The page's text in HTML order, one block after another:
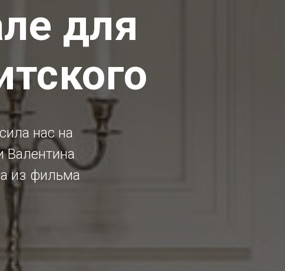
для
нас на
Валентина
из фильма